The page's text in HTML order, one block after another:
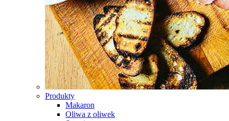
Produkty
Makaron
Oliwa z oliwek